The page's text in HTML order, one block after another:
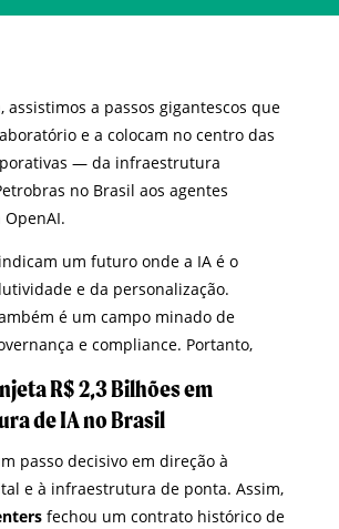
assistimos a passos gigantescos que
e a colocam no centro das
— da infraestrutura
no Brasil aos agentes
um futuro onde a IA é o
e da personalização.
é um campo minado de
e compliance. Portanto,
R$ 2,3 Bilhões em
de IA no Brasil
passo decisivo em direção à
e à infraestrutura de ponta. Assim,
fechou um contrato histórico de